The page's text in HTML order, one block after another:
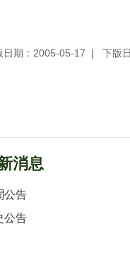
日期：2005-05-17 下版
消息
公告
公告